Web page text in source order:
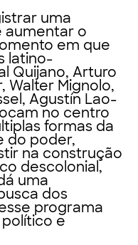
uma
aumentar o
em que
latino-
Quijano, Arturo
Walter Mignolo,
Agustín Lao-
no centro
formas da
do poder,
na construção
descolonial,
uma
dos
programa
e